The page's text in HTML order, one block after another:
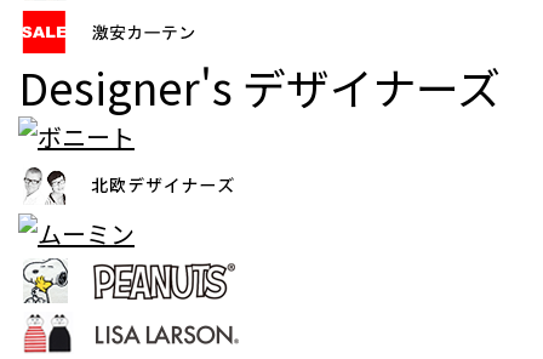
Designer's デザイナーズ